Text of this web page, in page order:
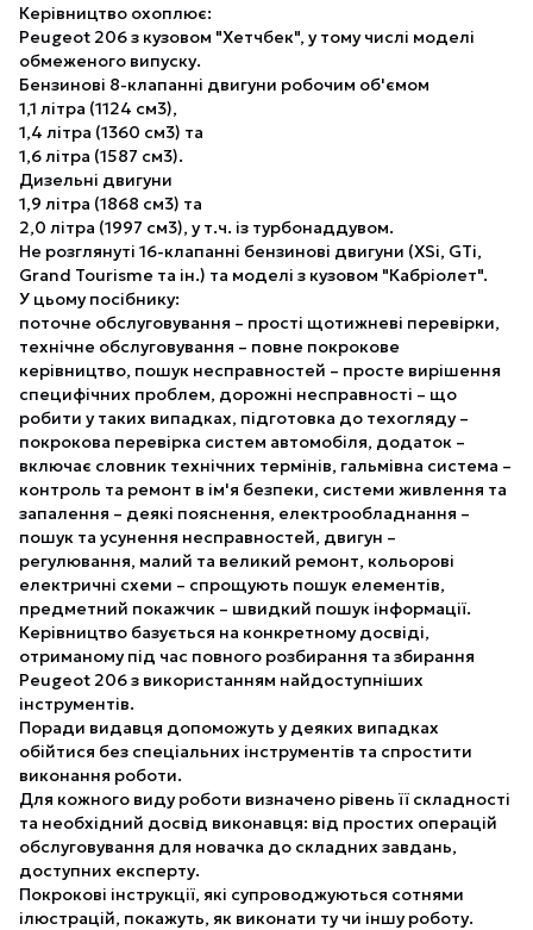
Керівництво охоплює:
Peugeot 206 з кузовом "Хетчбек", у тому числі моделі
обмеженого випуску.
Бензинові 8-клапанні двигуни робочим об'ємом
1,1 літра (1124 см3),
1,4 літра (1360 см3) та
1,6 літра (1587 см3).
Дизельні двигуни
1,9 літра (1868 см3) та
2,0 літра (1997 см3), у т.ч. із турбонаддувом.
Не розглянуті 16-клапанні бензинові двигуни (XSi, GTi,
Grand Tourisme та ін.) та моделі з кузовом "Кабріолет".
У цьому посібнику:
поточне обслуговування – прості щотижневі перевірки,
технічне обслуговування – повне покрокове
керівництво, пошук несправностей – просте вирішення
специфічних проблем, дорожні несправності – що
робити у таких випадках, підготовка до техогляду –
покрокова перевірка систем автомобіля, додаток –
включає словник технічних термінів, гальмівна система –
контроль та ремонт в ім'я безпеки, системи живлення та
запалення – деякі пояснення, електрообладнання –
пошук та усунення несправностей, двигун –
регулювання, малий та великий ремонт, кольорові
електричні схеми – спрощують пошук елементів,
предметний покажчик – швидкий пошук інформації.
Керівництво базується на конкретному досвіді,
отриманому під час повного розбирання та збирання
Peugeot 206 з використанням найдоступніших
інструментів.
Поради видавця допоможуть у деяких випадках
обійтися без спеціальних інструментів та спростити
виконання роботи.
Для кожного виду роботи визначено рівень її складності
та необхідний досвід виконавця: від простих операцій
обслуговування для новачка до складних завдань,
доступних експерту.
Покрокові інструкції, які супроводжуються сотнями
ілюстрацій, покажуть, як виконати ту чи іншу роботу.